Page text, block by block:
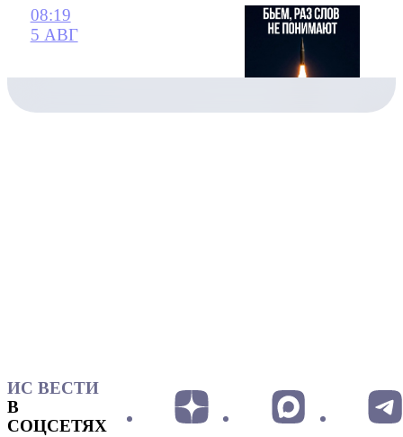
08:19
5 АВГ
ИС ВЕСТИ
В
СОЦСЕТЯХ